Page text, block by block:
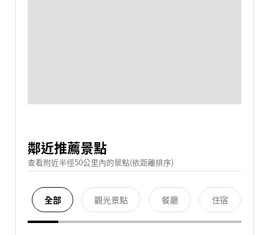
鄰近推薦景點
查看附近半徑50公里內的景點(依距離排序)
全部 觀光景點 餐廳 住宿